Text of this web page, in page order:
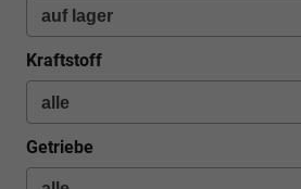
Kraftstoff
Getriebe